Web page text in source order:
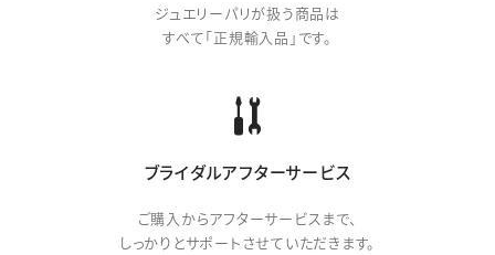
ジュエリーパリが扱う商品は
すべて「正規輸入品」です。
ブライダルアフターサービス
ご購入からアフターサービスまで、
しっかりとサポートさせていただきます。